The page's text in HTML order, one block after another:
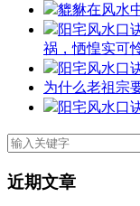
貔貅在风水
阳宅风水口
祸，恓惶实可
阳宅风水口
为什么老祖宗
阳宅风水口
近期文章